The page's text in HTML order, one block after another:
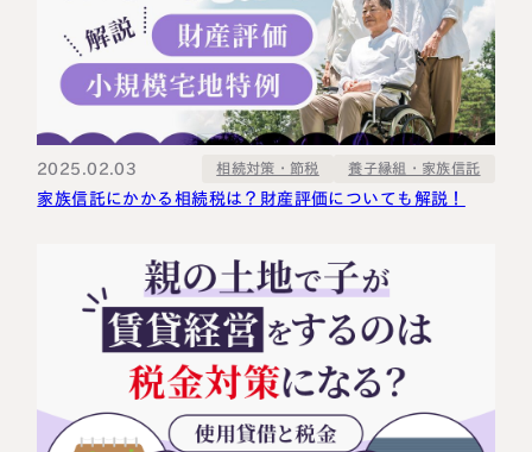
2025.02.03 相続対策・節税 養子縁組・家族信託
家族信託にかかる相続税は？財産評価についても解説！